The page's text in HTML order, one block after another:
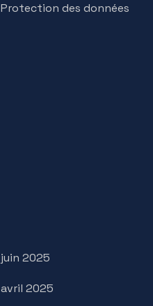
Protection des données
juin 2025
avril 2025